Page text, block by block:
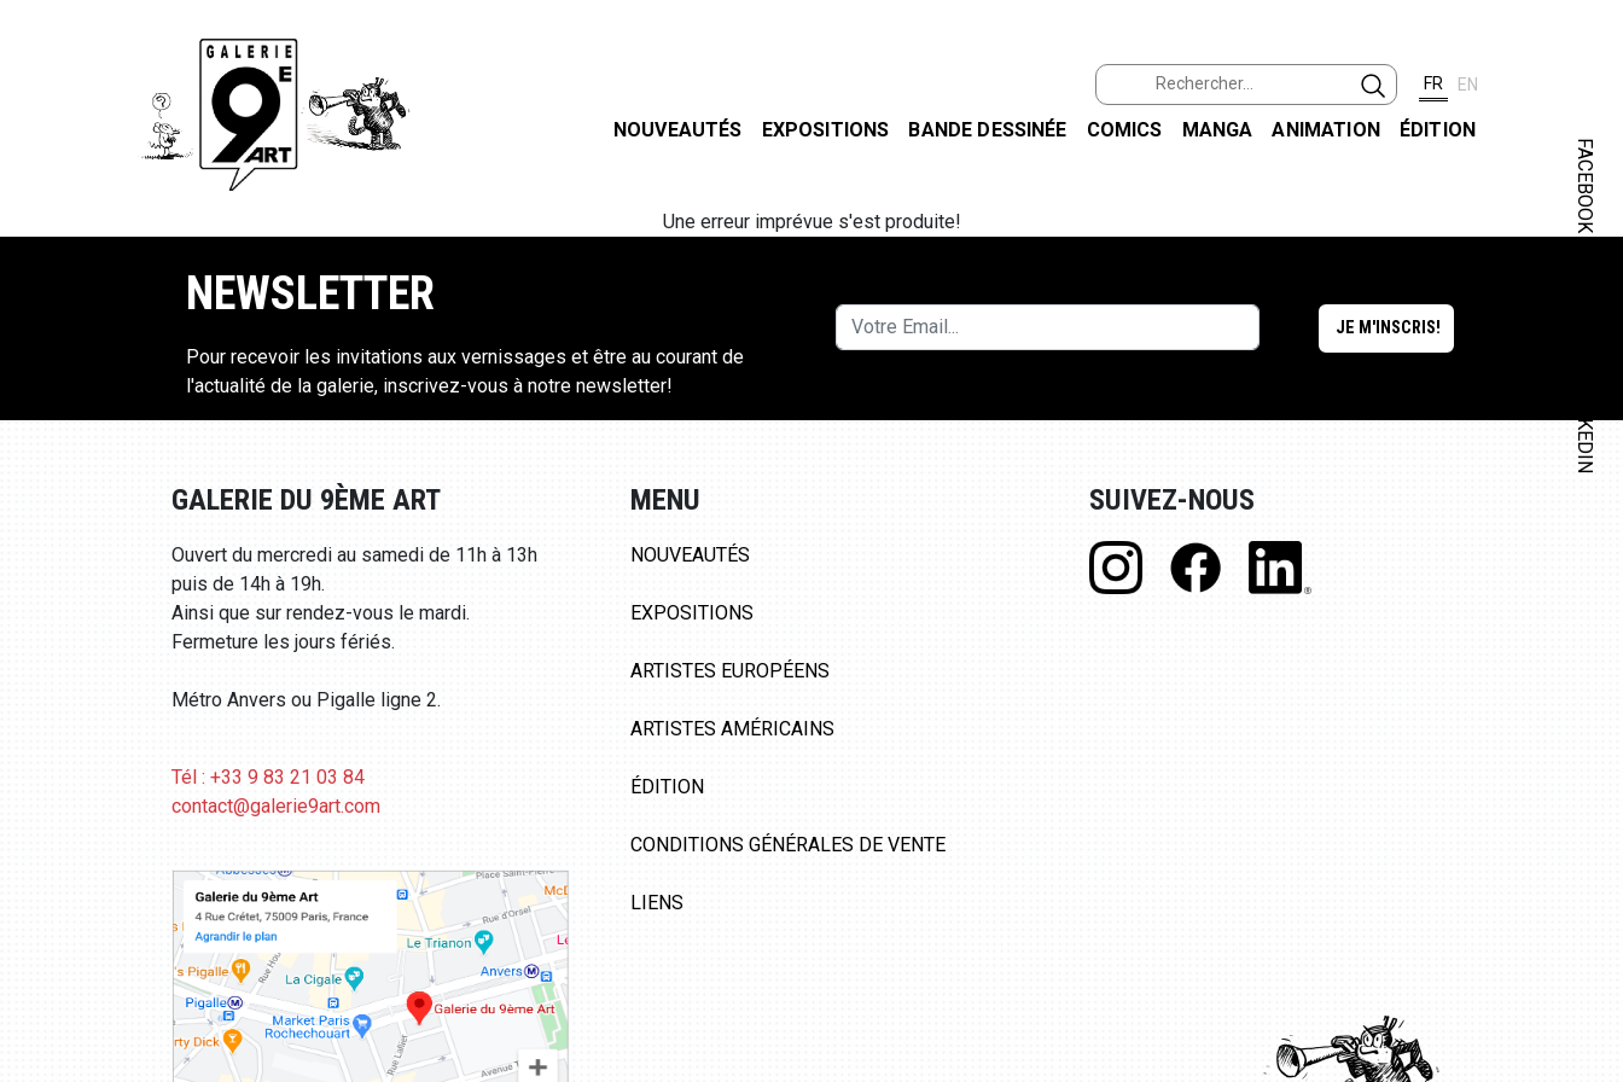
FR EN
NOUVEAUTÉS EXPOSITIONS BANDE DESSINÉE COMICS MANGA ANIMATION ÉDITION
FACEBOOK
LINKEDIN
Une erreur imprévue s'est produite!
NEWSLETTER
Pour recevoir les invitations aux vernissages et être au courant de
l'actualité de la galerie, inscrivez-vous à notre newsletter!
GALERIE DU 9ÈME ART
Ouvert du mercredi au samedi de 11h à 13h
puis de 14h à 19h.
Ainsi que sur rendez-vous le mardi.
Fermeture les jours fériés.
Métro Anvers ou Pigalle ligne 2.
Tél : +33 9 83 21 03 84
contact@galerie9art.com
MENU
NOUVEAUTÉS
EXPOSITIONS
ARTISTES EUROPÉENS
ARTISTES AMÉRICAINS
ÉDITION
CONDITIONS GÉNÉRALES DE VENTE
LIENS
SUIVEZ-NOUS